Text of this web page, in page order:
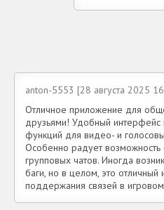
anton-5553 [28 августа 2025
Отличное приложение для
друзьями! Удобный интерфейс
функций для видео- и
Особенно радует возможность
групповых чатов. Иногда
баги, но в целом, это отличный
поддержания связей в